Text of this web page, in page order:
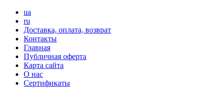
ua
ru
Доставка, оплата, возврат
Контакты
Главная
Публичная оферта
Карта сайта
О нас
Сертификаты